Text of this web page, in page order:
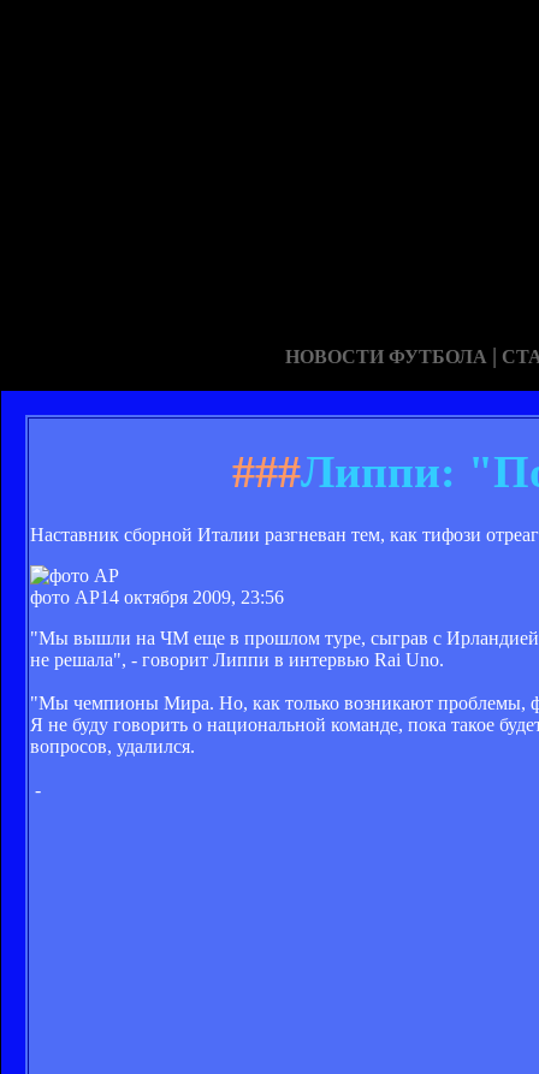
НОВОСТИ ФУТБОЛА |
###Липпи:
Наставник сборной Италии разгневан тем, как тифози
фото АР14 октября 2009, 23:56
"Мы вышли на ЧМ еще в прошлом туре, сыграв с
не решала", - говорит Липпи в интервью Rai Uno.
"Мы чемпионы Мира. Но, как только возникают проблемы,
Я не буду говорить о национальной команде, пока такое
вопросов, удалился.
-